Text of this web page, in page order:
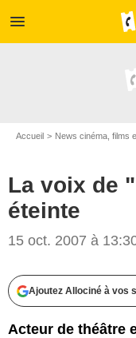
menu
Accueil News cinéma, films
La voix de
éteinte
15 oct. 2007 à
Ajoutez Allociné à vos
Acteur de théâtre